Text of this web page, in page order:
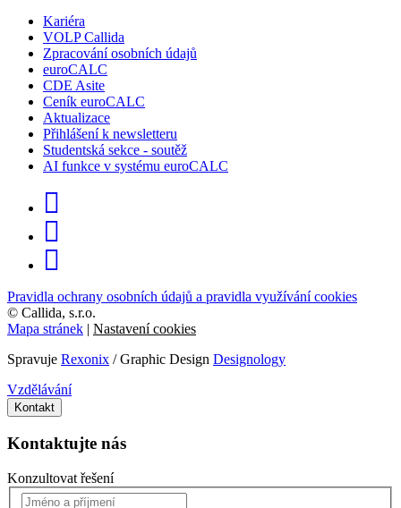
Kariéra
VOLP Callida
Zpracování osobních údajů
euroCALC
CDE Asite
Ceník euroCALC
Aktualizace
Přihlášení k newsletteru
Studentská sekce - soutěž
AI funkce v systému euroCALC
Pravidla ochrany osobních údajů a pravidla využívání cookies
© Callida, s.r.o.
Mapa stránek | Nastavení cookies
Spravuje Rexonix / Graphic Design Designology
Vzdělávání
Kontakt
Kontaktujte nás
Konzultovat řešení